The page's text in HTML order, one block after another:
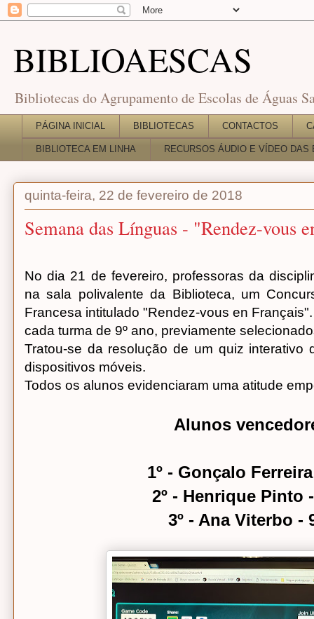
BIBLIOAESCAS
Bibliotecas do Agrupamento de Escolas de Águas
PÁGINA INICIAL BIBLIOTECAS CONTACTOS
BIBLIOTECA EM LINHA RECURSOS ÁUDIO E VÍDEO DAS
quinta-feira, 22 de fevereiro de 2018
Semana das Línguas - "Rendez-vous
No dia 21 de fevereiro, professoras da
na sala polivalente da Biblioteca, um
Francesa intitulado "Rendez-vous en
cada turma de 9º ano, previamente
Tratou-se da resolução de um quiz interativo
dispositivos móveis.
Todos os alunos evidenciaram uma atitude
Alunos
1º - Gonçalo
2º - Henrique Pinto
3º - Ana Viterbo -